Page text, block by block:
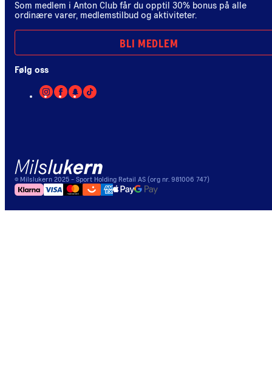
Som medlem i Anton Club får du opptil 30% bonus på alle
ordinære varer, medlemstilbud og aktiviteter.
BLI MEDLEM
Følg oss
© Milslukern 2025 - Sport Holding Retail AS (org nr. 981006 747)